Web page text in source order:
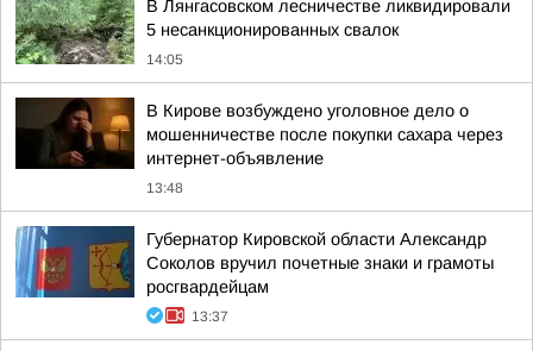
В Лянгасовском лесничестве ликвидировали
5 несанкционированных свалок
14:05
В Кирове возбуждено уголовное дело о
мошенничестве после покупки сахара через
интернет-объявление
13:48
Губернатор Кировской области Александр
Соколов вручил почетные знаки и грамоты
росгвардейцам
13:37